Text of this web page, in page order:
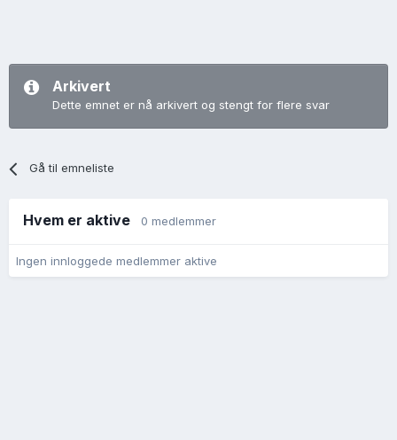
Arkivert
Dette emnet er nå arkivert og stengt for flere svar
Gå til emneliste
Hvem er aktive 0 medlemmer
Ingen innloggede medlemmer aktive